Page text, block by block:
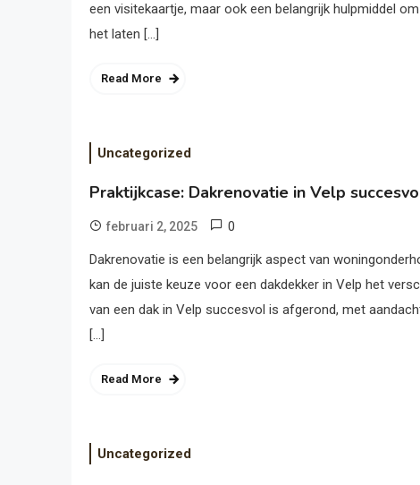
een visitekaartje, maar ook een belangrijk hulpmiddel
het laten […]
Read More
Uncategorized
Praktijkcase: Dakrenovatie in Velp
februari 2, 2025 0
Dakrenovatie is een belangrijk aspect van
kan de juiste keuze voor een dakdekker in Velp het
van een dak in Velp succesvol is afgerond, met
[…]
Read More
Uncategorized